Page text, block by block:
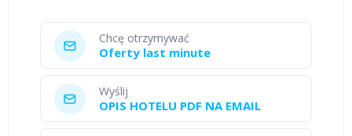
Chcę otrzymywać
Oferty last minute
Wyślij
OPIS HOTELU PDF NA EMAIL